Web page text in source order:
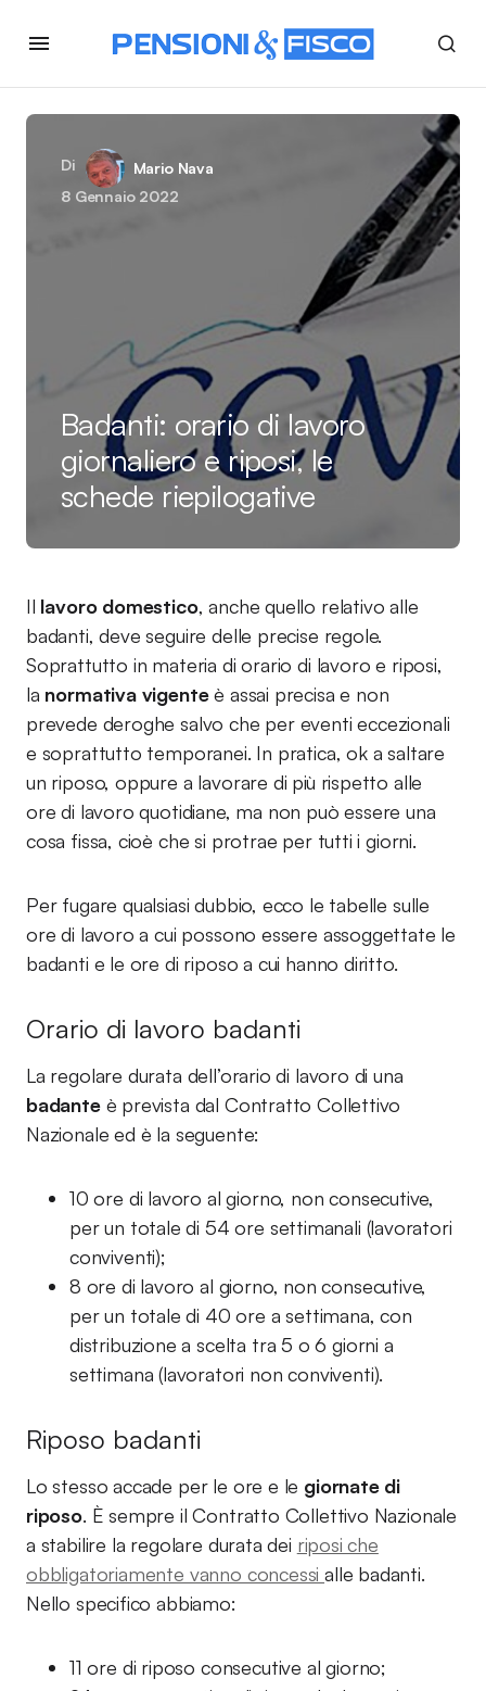
Di
Mario Nava
8 Gennaio 2022
Badanti: orario di lavoro
giornaliero e riposi, le
schede riepilogative
Il lavoro domestico, anche quello relativo alle
badanti, deve seguire delle precise regole.
Soprattutto in materia di orario di lavoro e riposi,
la normativa vigenteè assai precisa e non
prevede deroghe salvo che per eventi eccezionali
e soprattutto temporanei. In pratica, ok a saltare
un riposo, oppure a lavorare di più rispetto alle
ore di lavoro quotidiane, ma non può essere una
cosa fissa, cioè che si protrae per tutti i giorni.
Per fugare qualsiasi dubbio, ecco le tabelle sulle
ore di lavoro a cui possono essere assoggettate le
badanti e le ore di riposo a cui hanno diritto.
Orario di lavoro badanti
La regolare durata dell’orario di lavoro di una
badanteè prevista dal Contratto Collettivo
Nazionale ed è la seguente:
10 ore di lavoro al giorno, non consecutive,
per un totale di 54 ore settimanali (lavoratori
conviventi);
8 ore di lavoro al giorno, non consecutive,
per un totale di 40 ore a settimana, con
distribuzione a scelta tra 5 o 6 giorni a
settimana (lavoratori non conviventi).
Riposo badanti
Lo stesso accade per le ore e le giornate di
riposo. È sempre il Contratto Collettivo Nazionale
a stabilire la regolare durata dei riposi che
obbligatoriamente vanno concessialle badanti.
Nello specifico abbiamo:
11 ore di riposo consecutive al giorno;